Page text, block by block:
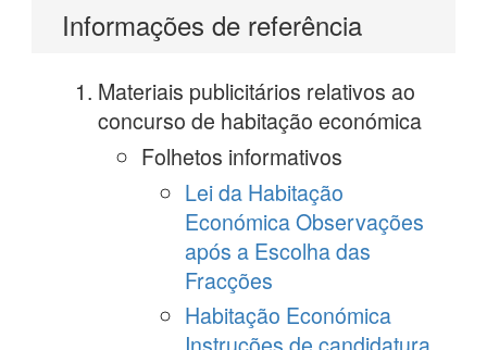
Informações de referência
Materiais publicitários relativos ao
concurso de habitação económica
Folhetos informativos
Lei da Habitação
Económica Observações
após a Escolha das
Fracções
Habitação Económica